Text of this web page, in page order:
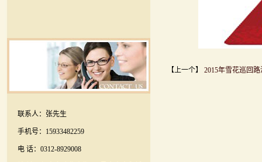
联系人：张先生
手机号：15933482259
电 话：0312-8929008
【上一个】 2015年雪花巡回路